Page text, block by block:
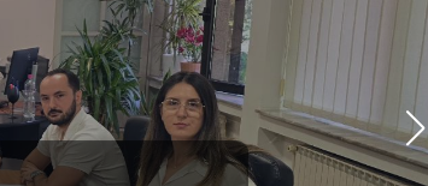
Најново од комората
Азески